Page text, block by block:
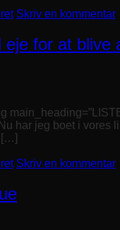
Skriv en kommentar
for at blive
har jeg boet i
[…]
Skriv en kommentar